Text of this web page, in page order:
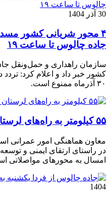
30 آذر 1404
۴ محور شریانی کشور
جاده چالوس تا ساعت ۱۹
۳۰ آذرماه ممنوع است.
۵۵ کیلومتر به راه‌های لرستان افزوده می‌شود
در راستای ارتقای ایمنی و
امسال به محورهای مواصلاتی
1404